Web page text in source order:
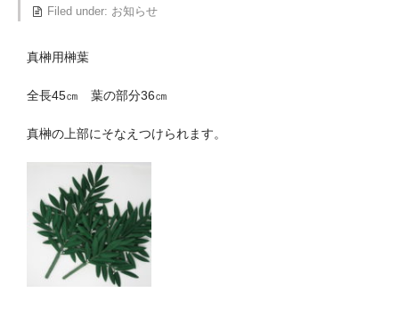
プライバシーポリシー
Filed under: お知らせ
真榊用榊葉
全長45㎝ 葉の部分36㎝
真榊の上部にそなえつけられます。